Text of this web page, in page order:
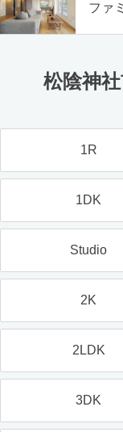
ファ
松陰神
1R
1DK
Studio
2K
2LDK
3DK